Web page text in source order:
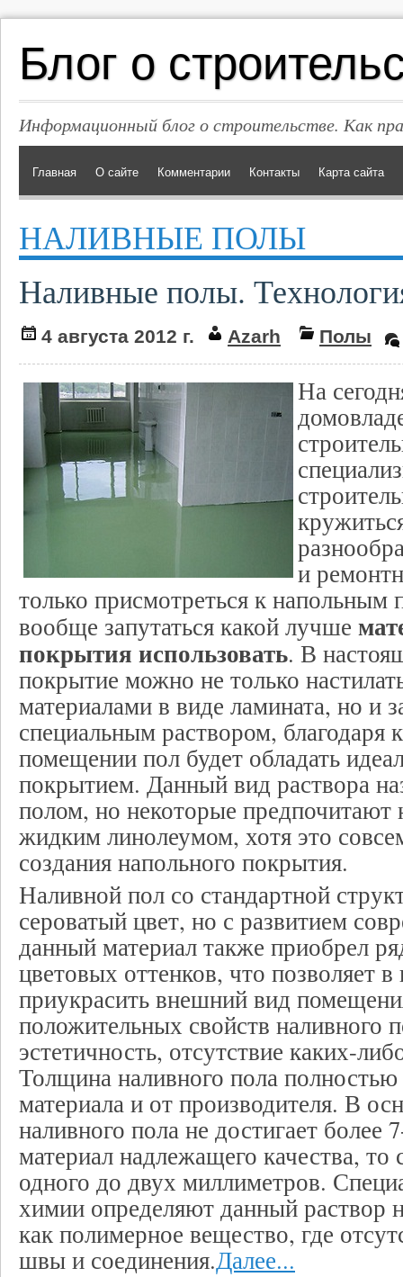
Блог о
Информационный блог о строительстве. Как
Главная О сайте Комментарии Контакты Карта сайта
НАЛИВНЫЕ ПОЛЫ
Наливные полы.
4 августа 2012 г. Azarh Полы
На
и
только присмотреться к
вообще запутаться какой лучше
покрытия использовать. В
покрытие можно не только
материалами в виде ламината, но и
специальным раствором, благодаря
помещении пол будет обладать
покрытием. Данный вид раствора
полом, но некоторые предпочитают
жидким линолеумом, хотя это
создания напольного покрытия.
Наливной пол со стандартной
сероватый цвет, но с развитием
данный материал также приобрел
цветовых оттенков, что позволяет
приукрасить внешний вид
положительных свойств наливного
эстетичность, отсутствие каких-
Толщина наливного пола полностью
материала и от производителя. В
наливного пола не достигает более
материал надлежащего качества, то
одного до двух миллиметров.
химии определяют данный раствор
как полимерное вещество, где
швы и соединения.Далее...